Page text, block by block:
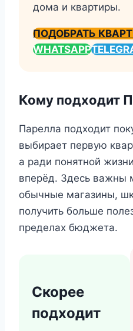
дома и квартиры.
ПОДОБРАТЬ
WHATSAPP
Кому подходит
Парелла подходит
выбирает первую
а ради понятной
вперёд. Здесь важны
обычные магазины,
получить больше
пределах бюджета.
Скорее
подходит